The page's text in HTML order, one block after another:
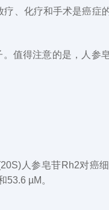
、化疗和手术是癌症
值得注意的是，人参
人参皂苷Rh2对癌
µM。